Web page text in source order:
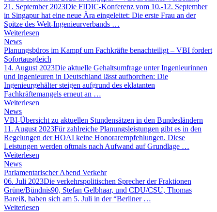
21. September 2023Die FIDIC-Konferenz vom 10.-12. September
in Singapur hat eine neue Ära eingeleitet: Die erste Frau an der
Spitze des Welt-Ingenieurverbands …
Weiterlesen
News
Planungsbüros im Kampf um Fachkräfte benachteiligt – VBI fordert
Sofortausgleich
14. August 2023Die aktuelle Gehaltsumfrage unter Ingenieurinnen
und Ingenieuren in Deutschland lässt aufhorchen: Die
Ingenieurgehälter steigen aufgrund des eklatanten
Fachkräftemangels erneut an …
Weiterlesen
News
VBI-Übersicht zu aktuellen Stundensätzen in den Bundesländern
11. August 2023Für zahlreiche Planungsleistungen gibt es in den
Regelungen der HOAI keine Honorarempfehlungen. Diese
Leistungen werden oftmals nach Aufwand auf Grundlage …
Weiterlesen
News
Parlamentarischer Abend Verkehr
06. Juli 2023Die verkehrspolitischen Sprecher der Fraktionen
Grüne/Bündnis90, Stefan Gelbhaar, und CDU/CSU, Thomas
Bareiß, haben sich am 5. Juli in der “Berliner …
Weiterlesen